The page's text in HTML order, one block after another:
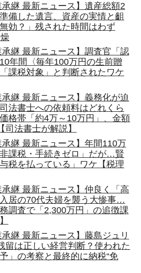
承継 最新ニュース】遺産総額2
備した遺言、資産の実情と齟
効？」残された時間はわず
承継 最新ニュース】調査官「認
年間〈毎年100万円の生前贈
課税対象」と判断されたワケ
承継 最新ニュース】義務化が迫
法書士への依頼料はどれくら
格帯「約4万～10万円」、金額
司法書士が解説】
承継 最新ニュース】年間110万
課税・手続きゼロ」だが…賢
税を払っている」ワケ【税理
承継 最新ニュース】仲良く「高
居の70代夫婦を襲う大惨事…
調査で「2,300万円」の追徴課
承継 最新ニュース】藤島ジュリ
留は正しい経営判断？使われた
」の考察と最終的に納税“免